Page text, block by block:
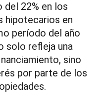
22% en los
hipotecarios en
período del año
solo refleja una
sino
por parte de los